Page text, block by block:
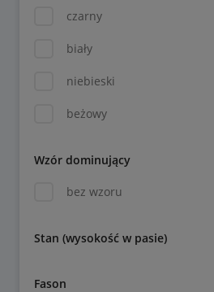
czarny
biały
niebieski
beżowy
Wzór dominujący
bez wzoru
Stan (wysokość w pasie)
Fason